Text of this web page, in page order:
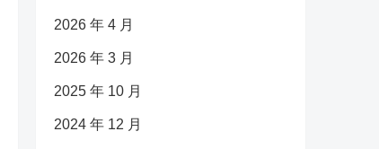
2026 年 4 月
2026 年 3 月
2025 年 10 月
2024 年 12 月